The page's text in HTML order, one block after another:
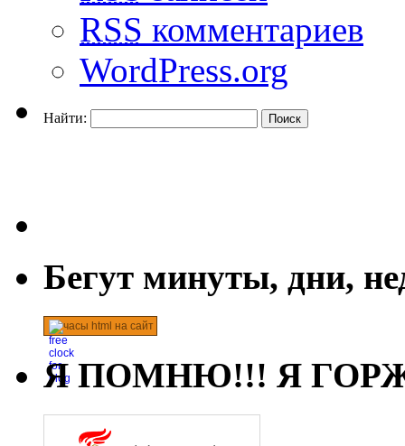
RSS комментариев
WordPress.org
Найти:
Бегут минуты, дни,
часы html на сайт
Я ПОМНЮ!!! Я